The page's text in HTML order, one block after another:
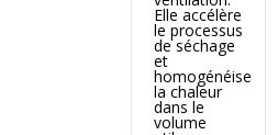
Elle accélère
le processus
de séchage
et
homogénéise
la chaleur
dans le
volume